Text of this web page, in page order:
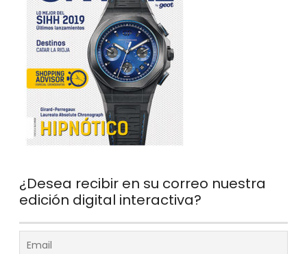
¿Desea recibir en su correo nuestra
edición digital interactiva?